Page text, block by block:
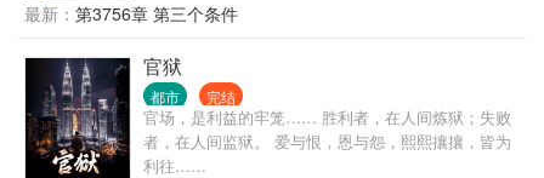
最新： 第3756章 第三个条件
官狱
都市 完结
官场，是利益的牢笼…… 胜利者，在人间炼狱；失败
者，在人间监狱。 爱与恨，恩与怨，熙熙攘攘，皆为
利往……